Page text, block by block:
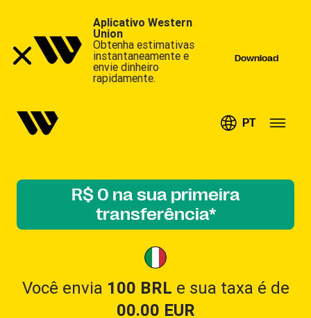
Aplicativo Western
Union
Obtenha estimativas
instantaneamente e
envie dinheiro
rapidamente.
Download
PT
R$ 0 na sua primeira
transferência*
Você envia 100 BRL e sua taxa é de
00.00 EUR